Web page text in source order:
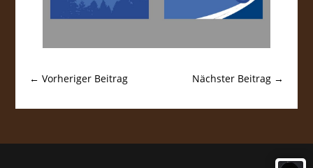
←Vorheriger Beitrag Nächster Beitrag→